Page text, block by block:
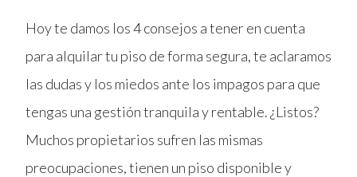
Hoy te damos los 4 consejos a tener en cuenta
para alquilar tu piso de forma segura, te aclaramos
las dudas y los miedos ante los impagos para que
tengas una gestión tranquila y rentable. ¿Listos?
Muchos propietarios sufren las mismas
preocupaciones, tienen un piso disponible y